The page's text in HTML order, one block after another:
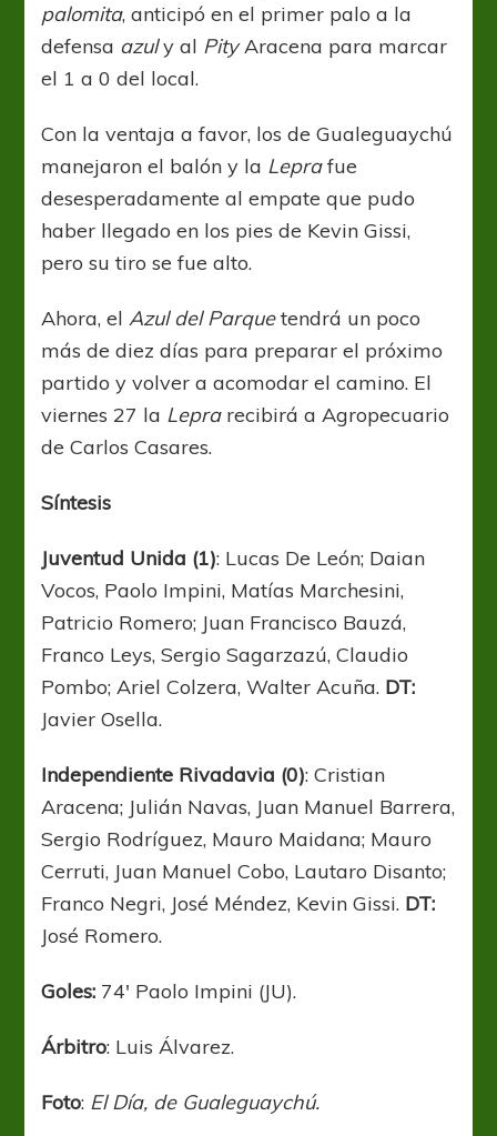
palomita, anticipó en el primer palo a la
defensa azuly al PityAracena para marcar
el 1 a 0 del local.
Con la ventaja a favor, los de Gualeguaychú
manejaron el balón y la Leprafue
desesperadamente al empate que pudo
haber llegado en los pies de Kevin Gissi,
pero su tiro se fue alto.
Ahora, elAzul del Parquetendrá un poco
más de diez días para preparar el próximo
partido y volver a acomodar el camino. El
viernes 27 la Leprarecibirá a Agropecuario
de Carlos Casares.
Síntesis
Juventud Unida (1): Lucas De León; Daian
Vocos, Paolo Impini, Matías Marchesini,
Patricio Romero; Juan Francisco Bauzá,
Franco Leys, Sergio Sagarzazú, Claudio
Pombo; Ariel Colzera, Walter Acuña. DT:
Javier Osella.
Independiente Rivadavia (0): Cristian
Aracena; Julián Navas, Juan Manuel Barrera,
Sergio Rodríguez, Mauro Maidana; Mauro
Cerruti, Juan Manuel Cobo, Lautaro Disanto;
Franco Negri, José Méndez, Kevin Gissi. DT:
José Romero.
Goles: 74′ Paolo Impini (JU).
Árbitro: Luis Álvarez.
Foto: El Día, de Gualeguaychú.